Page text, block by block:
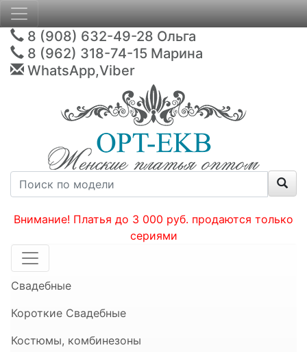
8 (908) 632-49-28 Ольга
8 (962) 318-74-15 Марина
WhatsApp,Viber
Внимание! Платья до 3 000 руб. продаются только
сериями
Свадебные
Короткие Свадебные
Костюмы, комбинезоны